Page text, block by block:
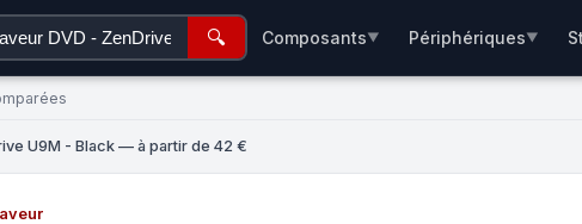
🔍 Composants▼ Périphériques▼
U9M - Black — à partir de 42 €